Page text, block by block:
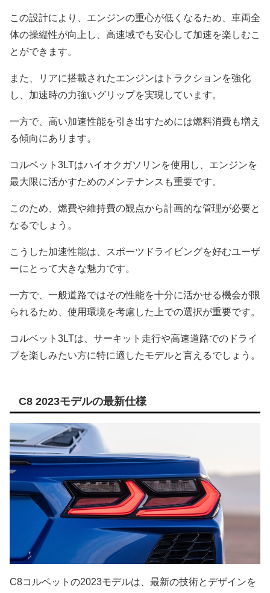
この設計により、エンジンの重心が低くなるため、車両全
体の操縦性が向上し、高速域でも安心して加速を楽しむこ
とができます。
また、リアに搭載されたエンジンはトラクションを強化
し、加速時の力強いグリップを実現しています。
一方で、高い加速性能を引き出すためには燃料消費も増え
る傾向にあります。
コルベット3LTはハイオクガソリンを使用し、エンジンを
最大限に活かすためのメンテナンスも重要です。
このため、燃費や維持費の観点から計画的な管理が必要と
なるでしょう。
こうした加速性能は、スポーツドライビングを好むユーザ
ーにとって大きな魅力です。
一方で、一般道路ではその性能を十分に活かせる機会が限
られるため、使用環境を考慮した上での選択が重要です。
コルベット3LTは、サーキット走行や高速道路でのドライ
ブを楽しみたい方に特に適したモデルと言えるでしょう。
C8 2023モデルの最新仕様
C8コルベットの2023モデルは、最新の技術とデザインを